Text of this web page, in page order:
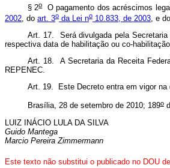
§ 2oO pagamento dos acréscimos
2002, do art. 3o da Lei no 10.833, de 2003, e do
Art. 17. Será divulgada pela
respectiva data de habilitação ou co-
Art. 18. A Secretaria da Receita
REPENEC.
Art. 19. Este Decreto entra em vigor na
Brasília, 28 de setembro de 2010; 189o
LUIZ INÁCIO LULA DA SILVA
Guido Mantega
Marcio Pereira Zimmermann
Este texto não substitui o publicado no DOU